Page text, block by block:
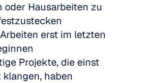
oder Hausarbeiten zu
erst im letzten
Projekte, die einst
haben